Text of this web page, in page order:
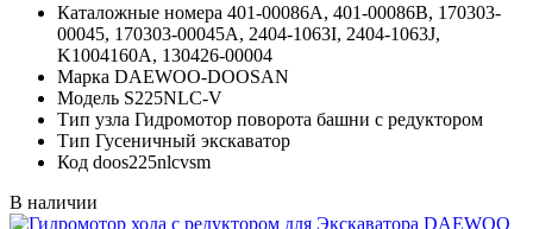
Каталожные номера 401-00086A, 401-00086B, 170303-
00045, 170303-00045A, 2404-1063I, 2404-1063J,
K1004160A, 130426-00004
Марка DAEWOO-DOOSAN
Модель S225NLC-V
Тип узла Гидромотор поворота башни с редуктором
Тип Гусеничный экскаватор
Код doos225nlcvsm
В наличии